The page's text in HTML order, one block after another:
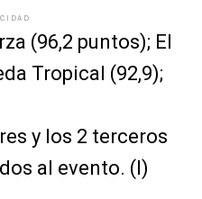
(96,2 puntos); El
Tropical (92,9);
y los 2 terceros
al evento. (I)